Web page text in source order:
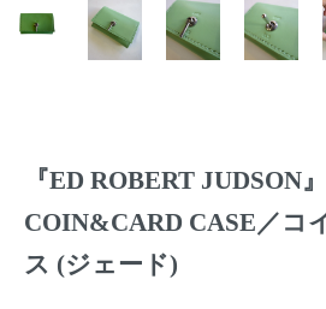
『ED ROBERT JUDSON
COIN&CARD CASE／コ
ス (ジェード)